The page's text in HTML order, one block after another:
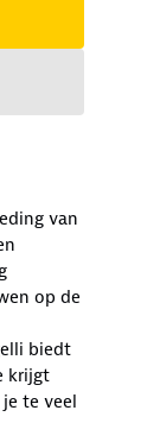
van
op de
biedt
krijgt
te veel